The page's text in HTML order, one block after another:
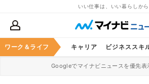
いい仕事は、いい暮らしから
ワーク＆ライフ キャリア ビジネススキ
Googleでマイナビニュースを優先表